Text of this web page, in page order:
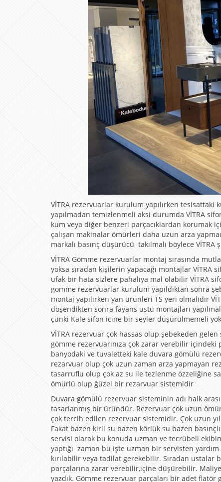
VİTRA rezervuarlar kurulum yapılırken
yapılmadan temizlenmeli aksi durumda VİTRA
kum veya diğer benzeri parçacıklardan korumak
çalışan makinalar ömürleri daha uzun arza
markalı basınç düşürücü takılmalı böylece
VİTRA Gömme rezervuarlar montaj sırasında
yoksa sıradan kişilerin yapacağı montajlar
ufak bır hata sizlere pahalıya mal olabilir VİTRA
gömme rezervuarlar kurulum yapıldıktan sonra
montaj yapılırken yan ürünleri TS yeri olmalıdır
döşendikten sonra fayans üstü montajları
çünki Kale sifon icine bir seyler düşürülmemeli
VİTRA rezervuar çok hassas olup şebekeden
gömme rezervuarınıza çok zarar verebilir
banyodaki ve tuvaletteki kale duvara gömülü
rezarvuar olup çok uzun zaman arza yapmayan
tasarruflu olup çok az su ile tezlenme özzeliğine
ömürlü olup ğüzel bir rezarvuar sistemidir
Duvara gömülü rezervuar sisteminin adı halk
tasarlanmış bir üründür. Rezervuar çok uzun
çok tercih edilen rezervuar sistemidir. Çok uzun
Fakat bazen kirli su bazen körlük su bazen
servisi olarak bu konuda uzman ve tecrübeli
yaptığı zaman bu işte uzman bir servisten
kırılabilir veya tadilat gerekebilir. Sıradan ustalar
parçalarına zarar verebilir,içine düşürebilir.
yazdık. Gömme rezervuar parçaları bir adet